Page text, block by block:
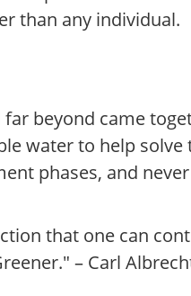
than any individual.
beyond came
water to help solve
phases, and
that one can
– Carl